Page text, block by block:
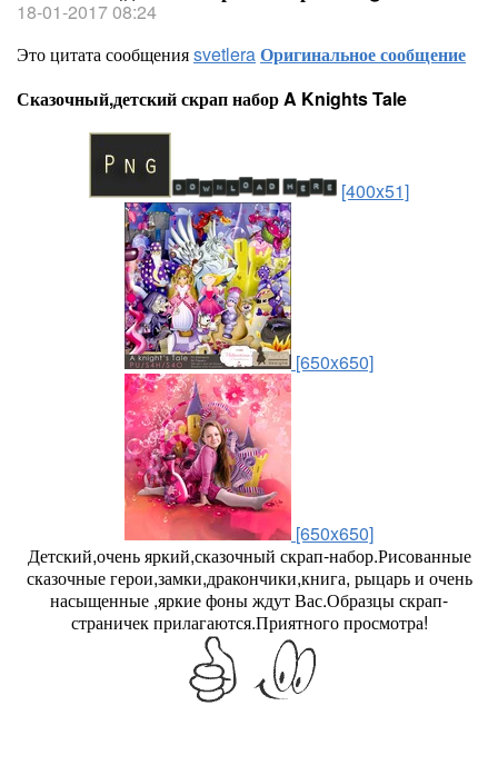
18-01-2017 08:24
Это цитата сообщенияsvetleraОригинальное сообщение
Сказочный,детский скрап набор A Knights Tale
[400x51]
[650x650]
[650x650]
Детский,очень яркий,сказочный скрап-набор.Рисованные
сказочные герои,замки,дракончики,книга, рыцарь и очень
насыщенные ,яркие фоны ждут Вас.Образцы скрап-
страничек прилагаются.Приятного просмотра!